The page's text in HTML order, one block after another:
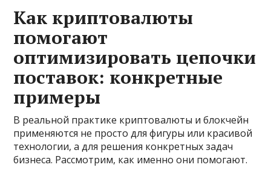
Как криптовалюты
помогают
оптимизировать цепочки
поставок: конкретные
примеры
В реальной практике криптовалюты и блокчейн
применяются не просто для фигуры или красивой
технологии, а для решения конкретных задач
бизнеса. Рассмотрим, как именно они помогают.